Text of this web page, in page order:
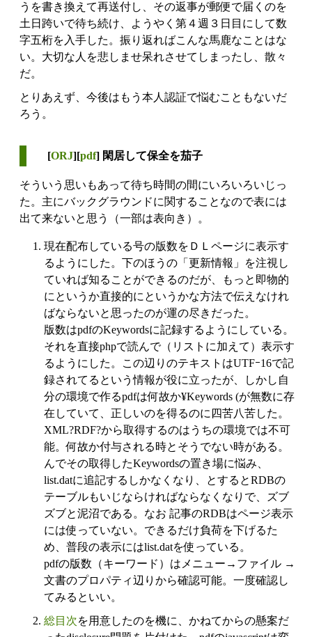
うを書き換えて再送付し、その返事が郵便で届くのを
土日跨いで待ち続け、ようやく第４週３日目にして数
字五桁を入手した。振り返ればこんな馬鹿なことはな
い。大切な人を悲しませ呆れさせてしまったし、散々
だ。
とりあえず、今後はもう本人認証で悩むこともないだ
ろう。
[ORJ][pdf] 閑居して保全を茄子
そういう思いもあって待ち時間の間にいろいろいじっ
た。主にバックグラウンドに関することなので表には
出て来ないと思う（一部は表向き）。
現在配布している号の版数をＤＬページに表示す
るようにした。下のほうの「更新情報」を注視し
ていれば知ることができるのだが、もっと即物的
にというか直接的にというかな方法で伝えなけれ
ばならないと思ったのが運の尽きだった。
版数はpdfのKeywordsに記録するようにしている。
それを直接phpで読んで（リストに加えて）表示す
るようにした。この辺りのテキストはUTFｰ16で記
録されてるという情報が役に立ったが、しかし自
分の環境で作るpdfは何故か¥Keywords (が無数に存
在していて、正しいのを得るのに四苦八苦した。
XML?RDF?から取得するのはうちの環境では不可
能。何故か付与される時とそうでない時がある。
んでその取得したKeywordsの置き場に悩み、
list.datに追記するしかなくなり、とするとRDBの
テーブルもいじならければならなくなりで、ズブ
ズブと泥沼である。なお 記事のRDBはページ表示
には使っていない。できるだけ負荷を下げるた
め、普段の表示にはlist.datを使っている。
pdfの版数（キーワード）はメニュー→ファイル →
文書のプロパティ辺りから確認可能。一度確認し
てみるといい。
総目次を用意したのを機に、かねてからの懸案だ